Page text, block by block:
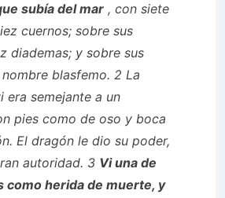
subía del mar , con siete
cuernos; sobre sus
diademas; y sobre sus
blasfemo. 2 La
era semejante a un
pies como de oso y boca
El dragón le dio su poder,
autoridad. 3 Vi una de
como herida de muerte, y